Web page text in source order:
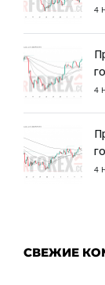
4
4
4
СВЕЖИЕ